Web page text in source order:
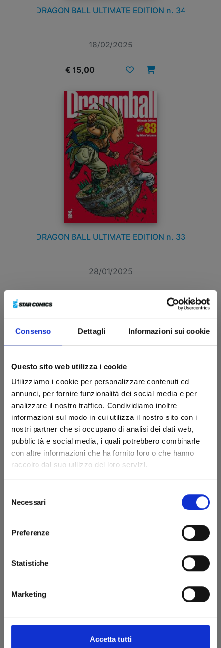
Consenso Dettagli Informazioni sui cookie
Questo sito web utilizza i cookie
Utilizziamo i cookie per personalizzare contenuti ed
annunci, per fornire funzionalità dei social media e per
analizzare il nostro traffico. Condividiamo inoltre
informazioni sul modo in cui utilizza il nostro sito con i
nostri partner che si occupano di analisi dei dati web,
pubblicità e social media, i quali potrebbero combinarle
con altre informazioni che ha fornito loro o che hanno
raccolto dal suo utilizzo dei loro servizi.
delNecessari
Preferenze
Statistiche
Marketing
Accetta tutti
DRAGON BALL ULTIMATE EDITION n. 34
18/02/2025
€ 15,00
DRAGON BALL ULTIMATE EDITION n. 33
28/01/2025
DR. SLUMP PERFECT EDITION n. 10